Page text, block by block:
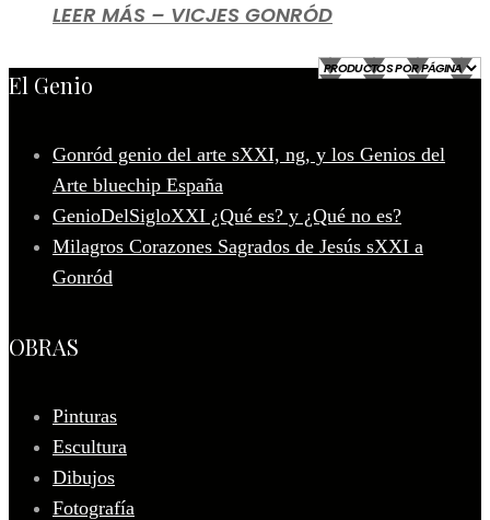
LEER MÁS – VICJES GONRÓD
El Genio
Gonród genio del arte sXXI, ng, y los Genios del
Arte bluechip España
GenioDelSigloXXI ¿Qué es? y ¿Qué no es?
Milagros Corazones Sagrados de Jesús sXXI a
Gonród
OBRAS
Pinturas
Escultura
Dibujos
Fotografía